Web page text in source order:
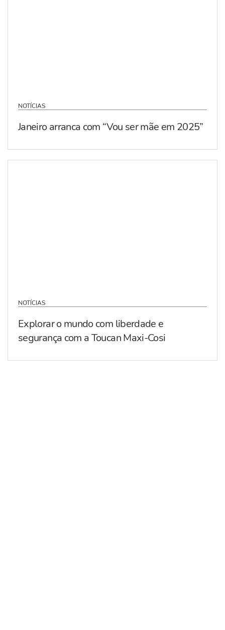
NOTÍCIAS
Janeiro arranca com “Vou ser mãe em 2025”
NOTÍCIAS
Explorar o mundo com liberdade e
segurança com a Toucan Maxi-Cosi